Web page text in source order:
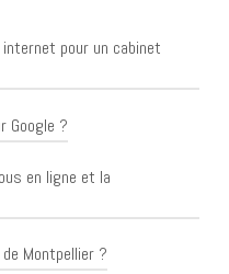
pour un cabinet
site internet pour
79 euros HT par mois
maintenance et
(prise de rendez-
Google ?
départ pour le
technique optimisée,
et de votre ville,
en ligne et la
sur mesure
Montpellier ?